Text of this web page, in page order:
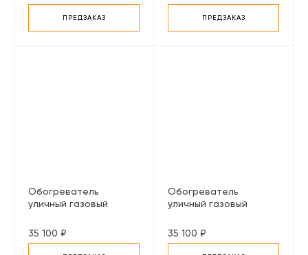
ПРЕДЗАКАЗ ПРЕДЗАКАЗ
Обогреватель
уличный газовый
Nova LED L, серый
35 100 ₽
Обогреватель
уличный газовый
Nova LED L, черный
35 100 ₽